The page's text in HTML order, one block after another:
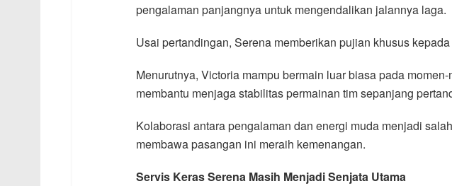
pengalaman panjangnya untuk mengendalikan jalannya laga.
Usai pertandingan, Serena memberikan pujian khusus
Menurutnya, Victoria mampu bermain luar biasa pada
membantu menjaga stabilitas permainan tim sepanjang
Kolaborasi antara pengalaman dan energi muda menjadi
membawa pasangan ini meraih kemenangan.
Servis Keras Serena Masih Menjadi Senjata Utama